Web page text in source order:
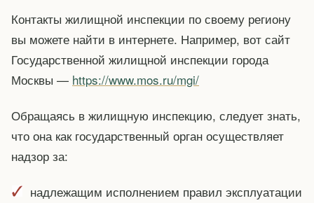
Контакты жилищной инспекции по своему региону
вы можете найти в интернете. Например, вот сайт
Государственной жилищной инспекции города
Москвы — https://www.mos.ru/mgi/
Обращаясь в жилищную инспекцию, следует знать,
что она как государственный орган осуществляет
надзор за:
надлежащим исполнением правил эксплуатации